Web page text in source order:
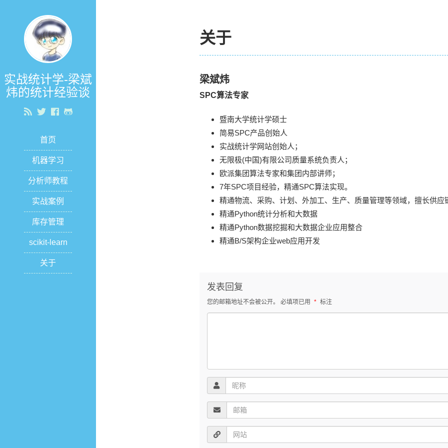
实战统计学-梁斌
炜的统计经验谈
首页
机器学习
分析师教程
实战案例
库存管理
scikit-learn
关于
关于
梁斌炜
SPC算法专家
暨南大学统计学硕士
简易SPC产品创始人
实战统计学网站创始人；
无限极(中国)有限公司质量系统负责人；
欧派集团算法专家和集团内部讲师；
7年SPC项目经验，精通SPC算法实现。
精通物流、采购、计划、外加工、生产、质量管理等领域，擅长供
精通Python统计分析和大数据
精通Python数据挖掘和大数据企业应用整合
精通B/S架构企业web应用开发
发表回复
您的邮箱地址不会被公开。 必填项已用 * 标注